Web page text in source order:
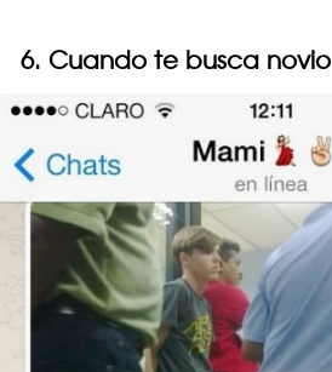
6. Cuando te busca novio